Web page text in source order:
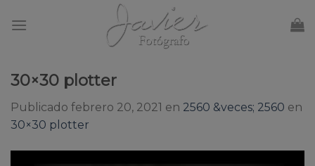
30×30 plotter
Publicado febrero 20, 2021 en 2560 &veces; 2560 en
30×30 plotter